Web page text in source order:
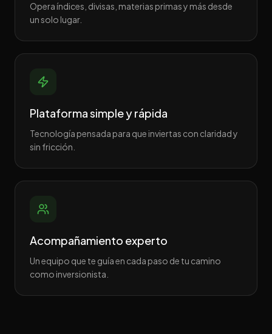
Opera índices, divisas, materias primas y más desde
un solo lugar.
Plataforma simple y rápida
Tecnología pensada para que inviertas con claridad y
sin fricción.
Acompañamiento experto
Un equipo que te guía en cada paso de tu camino
como inversionista.